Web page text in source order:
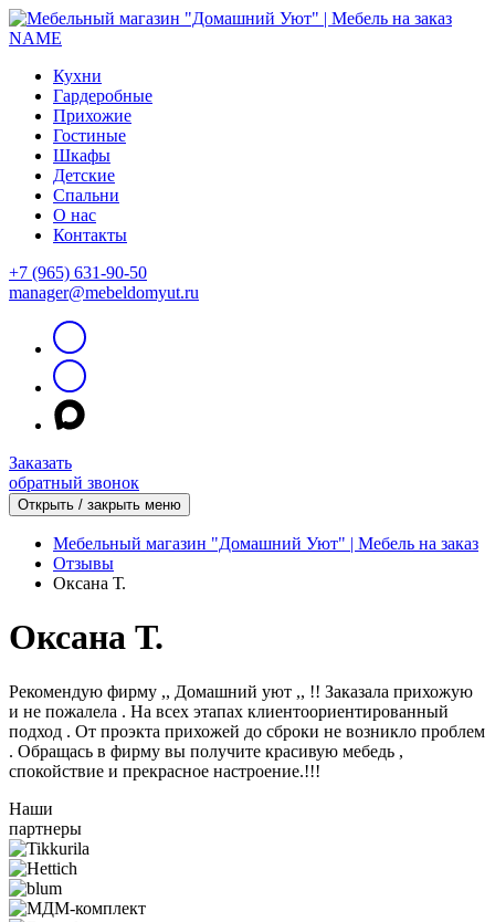
Кухни
Гардеробные
Прихожие
Гостиные
Шкафы
Детские
Спальни
О нас
Контакты
+7 (965) 631-90-50
manager@mebeldomyut.ru
Заказать
обратный звонок
Открыть / закрыть меню
Мебельный магазин "Домашний Уют" | Мебель на заказ
Отзывы
Оксана Т.
Оксана Т.
Рекомендую фирму ,, Домашний уют ,, !! Заказала прихожую
и не пожалела . На всех этапах клиентоориентированный
подход . От проэкта прихожей до сброки не возникло проблем
. Обращась в фирму вы получите красивую мебедь ,
спокойствие и прекрасное настроение.!!!
Наши
партнеры